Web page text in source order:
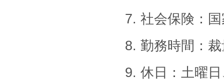
7. 社会保険：
8. 勤務時間：
9. 休日：土曜